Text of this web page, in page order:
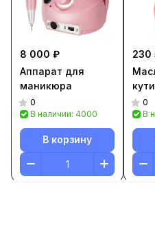
8 000 ₽
Аппарат для
маникюра
0
В наличии: 4000
В корзину
230
0
В